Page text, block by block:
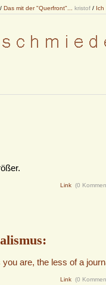
/ Das mit der "Querfront"... kristof / Ich
Link (0
are, the less of a
Link (0